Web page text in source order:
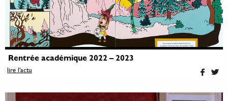
Rentrée académique 2022 – 2023
lire l'actu